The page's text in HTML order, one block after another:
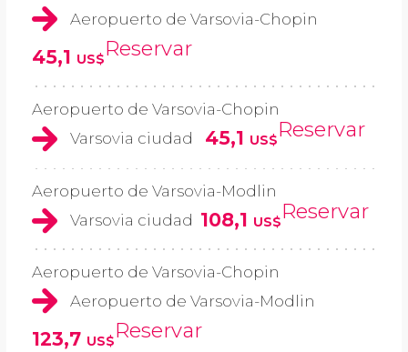
Aeropuerto de Varsovia-Chopin
45,1 US$Reservar
Aeropuerto de Varsovia-Chopin
Varsovia ciudad
45,1 US$Reservar
Aeropuerto de Varsovia-Modlin
Varsovia ciudad 108,1 US$Reservar
Aeropuerto de Varsovia-Chopin
Aeropuerto de Varsovia-Modlin
123,7 US$Reservar